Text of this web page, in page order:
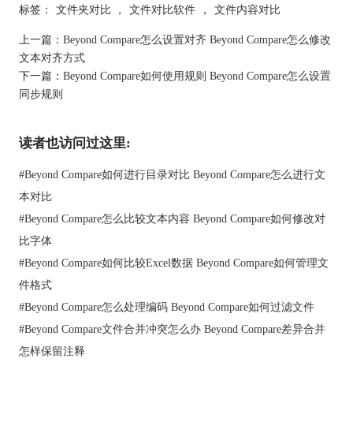
图二：导入文件
件，提升我们的文件处理效率。
除了对比差异之外，Beyond Compare还可以执行文件夹同步的操
作。什么是文件夹同步？举个例子，我们想把A文件夹中的文件
复制到B文件夹中，或者相互补齐两份文件夹的内容，当文件夹
中的文件数量很多的时候，那么使用文件夹同步功能能够大大提
Compare同步文件夹。
1、在Beyond Compare软件界面选择“文件夹同步”选项，进入文件
夹同步界面。
标签： 文件夹对比 ， 文件对比软件 ， 文件内容对比
上一篇： Beyond Compare怎么设置对齐 Beyond Compare怎么修改
文本对齐方式
下一篇： Beyond Compare如何使用规则 Beyond Compare怎么设置
同步规则
读者也访问过这里:
#Beyond Compare如何进行目录对比 Beyond Compare怎么进行文
本对比
#Beyond Compare怎么比较文本内容 Beyond Compare如何修改对
比字体
#Beyond Compare如何比较Excel数据 Beyond Compare如何管理文
件格式
#Beyond Compare怎么处理编码 Beyond Compare如何过滤文件
#Beyond Compare文件合并冲突怎么办 Beyond Compare差异合并
怎样保留注释